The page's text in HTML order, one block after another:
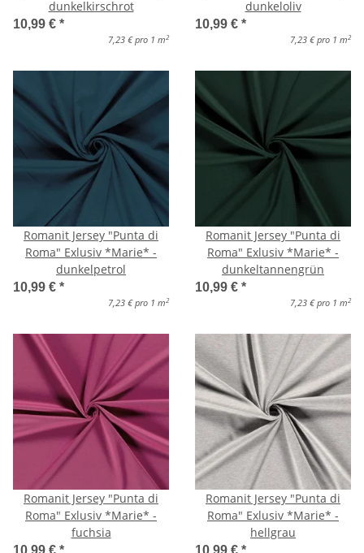
dunkelkirschrot
10,99 € *
7,23 € pro 1 m 2
dunkeloliv
10,99 € *
7,23 € pro 1 m 2
Romanit Jersey "Punta di
Roma" Exlusiv *Marie* -
dunkelpetrol
10,99 € *
7,23 € pro 1 m 2
Romanit Jersey "Punta di
Roma" Exlusiv *Marie* -
dunkeltannengrün
10,99 € *
7,23 € pro 1 m 2
Romanit Jersey "Punta di
Roma" Exlusiv *Marie* -
fuchsia
10,99 € *
Romanit Jersey "Punta di
Roma" Exlusiv *Marie* -
hellgrau
10,99 € *